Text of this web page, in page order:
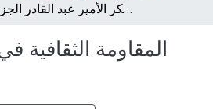
المقاومة الثقافية في فكر الأمير عبد القادر الجزائري
المقاومة الثقافية